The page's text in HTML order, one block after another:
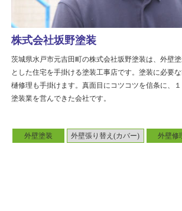
外壁塗装 外壁張り替え(カバー) 外壁修
株式会社坂野塗装
茨城県水戸市元吉田町の株式会社坂野塗装は、外壁
とした住宅を手掛ける塗装工事店です。塗装に必要
樋修理も手掛けます。真面目にコツコツを信条に、
塗装業を営んできた会社です。